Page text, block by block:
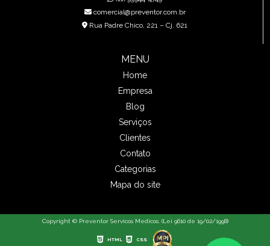
comercial@preventor.com.br
Rua Padre Chico, 221 – Cj. 621
MENU
Home
Empresa
Blog
Serviços
Clientes
Contato
Categorias
Mapa do site
Copyright © Preventor Servicos Medicos. (Lei 9610 de 19/02/1998)
HTML CSS